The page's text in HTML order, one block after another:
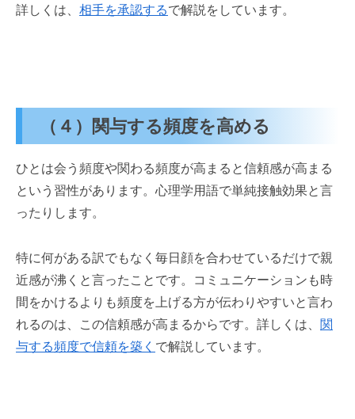
詳しくは、 相手を承認するで解説をしています。
（４）関与する頻度を高める
ひとは会う頻度や関わる頻度が高まると信頼感が高まる
という習性があります。心理学用語で単純接触効果と言
ったりします。
特に何がある訳でもなく毎日顔を合わせているだけで親
近感が沸くと言ったことです。コミュニケーションも時
間をかけるよりも頻度を上げる方が伝わりやすいと言わ
れるのは、この信頼感が高まるからです。詳しくは、 関
与する頻度で信頼を築く で解説しています。